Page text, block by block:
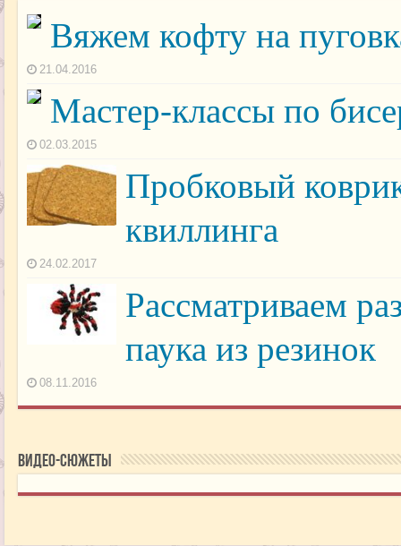
Вяжем кофту на
21.04.2016
Мастер-классы по
02.03.2015
Пробковый
квиллинга
24.02.2017
Рассматриваем
паука из резинок
08.11.2016
Видео-сюжеты